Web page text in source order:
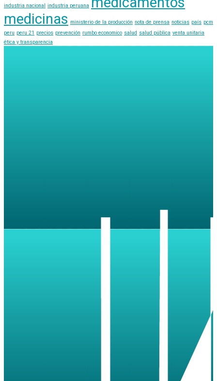
industria nacional industria peruana
medicinas ministerio de la producción nota de prensa noticias país pcm
peru peru 21 precios prevención rumbo economico salud salud pública venta unitaria
ética y transparencia